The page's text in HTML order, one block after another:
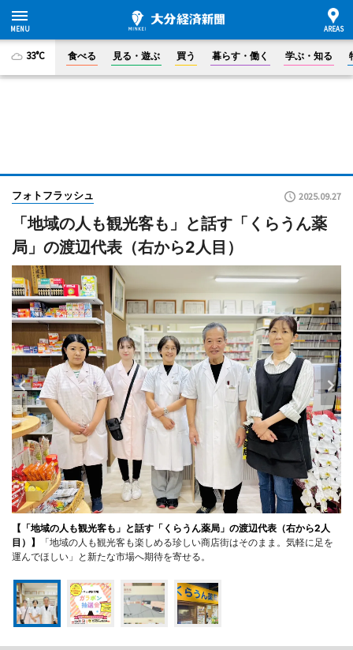
33°C 食べる 見る・遊ぶ 買う 暮らす・働く 学ぶ・知る
フォトフラッシュ 2025.09.27
「地域の人も観光客も」と話す「くらうん薬
局」の渡辺代表（右から2人目）
【「地域の人も観光客も」と話す「くらうん薬局」の渡辺代表（右から2人
目）】
「地域の人も観光客も楽しめる珍しい商店街はそのまま。気軽に足を
運んでほしい」と新たな市場へ期待を寄せる。